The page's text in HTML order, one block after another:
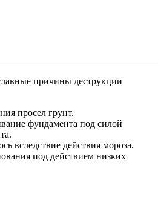
причины деструкции
просел грунт.
фундамента под силой
вследствие действия мороза.
под действием низких